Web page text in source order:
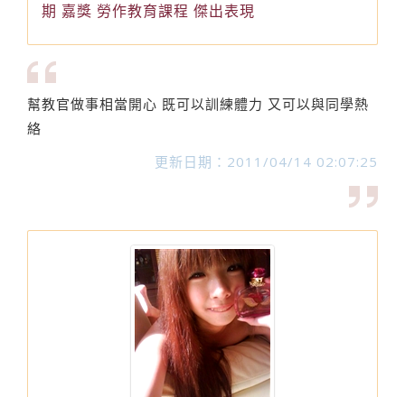
期 嘉獎 勞作教育課程 傑出表現
幫教官做事相當開心 既可以訓練體力 又可以與同學熱
絡
更新日期：2011/04/14 02:07:25